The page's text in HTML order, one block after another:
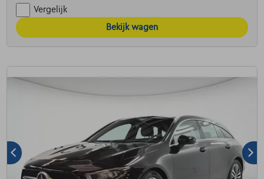
Vergelijk
Bekijk wagen